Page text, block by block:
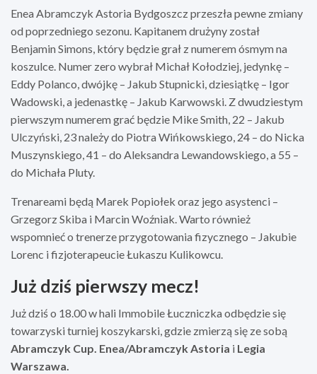
Enea Abramczyk Astoria Bydgoszcz przeszła pewne zmiany
od poprzedniego sezonu. Kapitanem drużyny został
Benjamin Simons, który będzie grał z numerem ósmym na
koszulce. Numer zero wybrał Michał Kołodziej, jedynkę –
Eddy Polanco, dwójkę – Jakub Stupnicki, dziesiątkę – Igor
Wadowski, a jedenastkę – Jakub Karwowski. Z dwudziestym
pierwszym numerem grać będzie Mike Smith, 22 – Jakub
Ulczyński, 23 należy do Piotra Wińkowskiego, 24 – do Nicka
Muszynskiego, 41 – do Aleksandra Lewandowskiego, a 55 –
do Michała Pluty.
Trenareami będą Marek Popiołek oraz jego asystenci –
Grzegorz Skiba i Marcin Woźniak. Warto również
wspomnieć o trenerze przygotowania fizycznego – Jakubie
Lorenc i fizjoterapeucie Łukaszu Kulikowcu.
Już dziś pierwszy mecz!
Już dziś o 18.00 w hali Immobile Łuczniczka odbędzie się
towarzyski turniej koszykarski, gdzie zmierzą się ze sobą
Abramczyk Cup. Enea/Abramczyk Astoria i Legia
Warszawa.